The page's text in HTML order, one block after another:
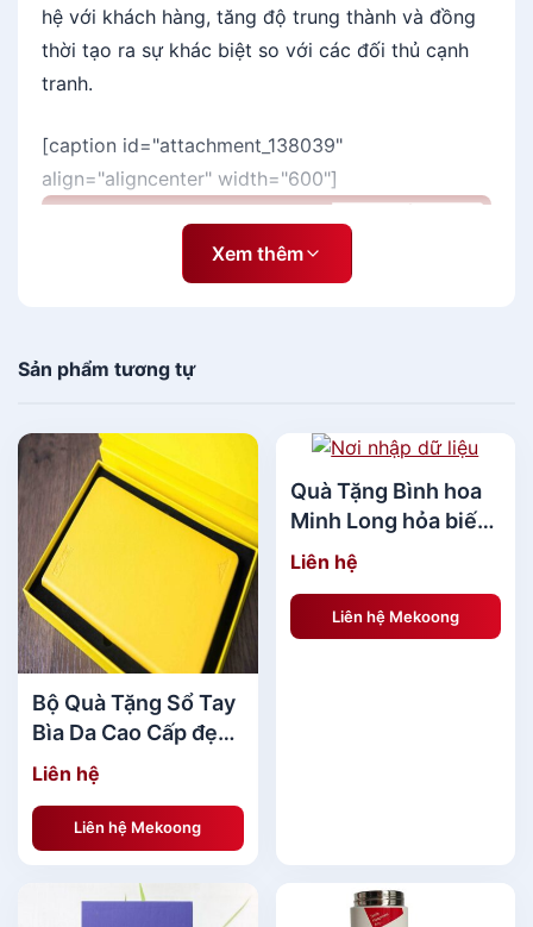
hệ với khách hàng, tăng độ trung thành và đồng
thời tạo ra sự khác biệt so với các đối thủ cạnh
tranh.
[caption id="attachment_138039"
align="aligncenter" width="600"]
Quà Tặng Khách Hàng Nam[/caption] [caption
id="attachment_140760" align="aligncenter"
width="600"]
Xem thêm
Sản phẩm tương tự
Bộ Quà Tặng Sổ Tay
Bìa Da Cao Cấp đẹp
MKBQT38
Liên hệ
Liên hệ Mekoong
Quà Tặng Bình hoa
Minh Long hỏa biến
- Xanh Vân Ngọc 5 -
27 cm
Liên hệ
Liên hệ Mekoong